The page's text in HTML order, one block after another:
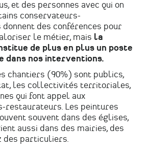
et des personnes avec qui on
conservateurs-
des conférences pour
le métier, mais la
de plus en plus un poste
dans nos interventions.
chantiers (90%) sont publics,
les collectivités territoriales,
qui font appel aux
restaurateurs. Les peintures
souvent dans des églises,
aussi dans des mairies, des
des particuliers.